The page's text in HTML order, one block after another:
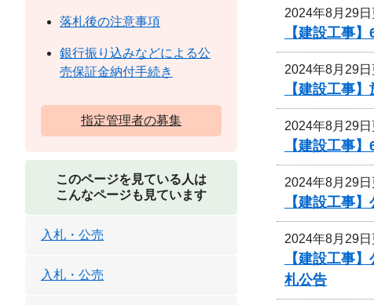
2024年8月29
【建設工事
2024年8月29
【建設工事
2024年8月29
【建設工事
2024年8月29
【建設工事
2024年8月29
【建設工事
札公告
落札後の注意事項
銀行振り込みなどによる公
売保証金納付手続き
指定管理者の募集
このページを見ている人は
こんなページも見ています
入札・公売
入札・公売